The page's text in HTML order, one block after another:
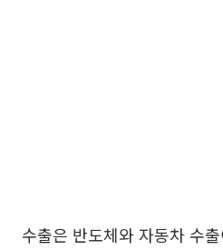
수출은 반도체와 자동차 수